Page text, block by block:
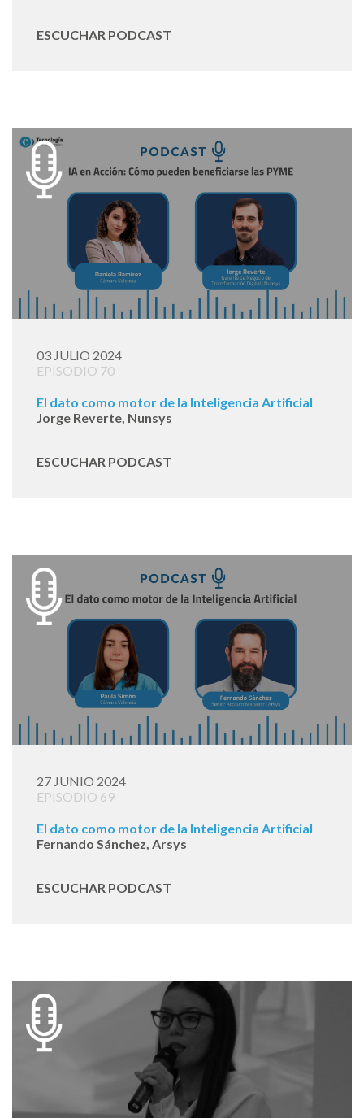
ESCUCHAR PODCAST
03 JULIO 2024
EPISODIO 70
El dato como motor de la Inteligencia Artificial
Jorge Reverte, Nunsys
ESCUCHAR PODCAST
27 JUNIO 2024
EPISODIO 69
El dato como motor de la Inteligencia Artificial
Fernando Sánchez, Arsys
ESCUCHAR PODCAST